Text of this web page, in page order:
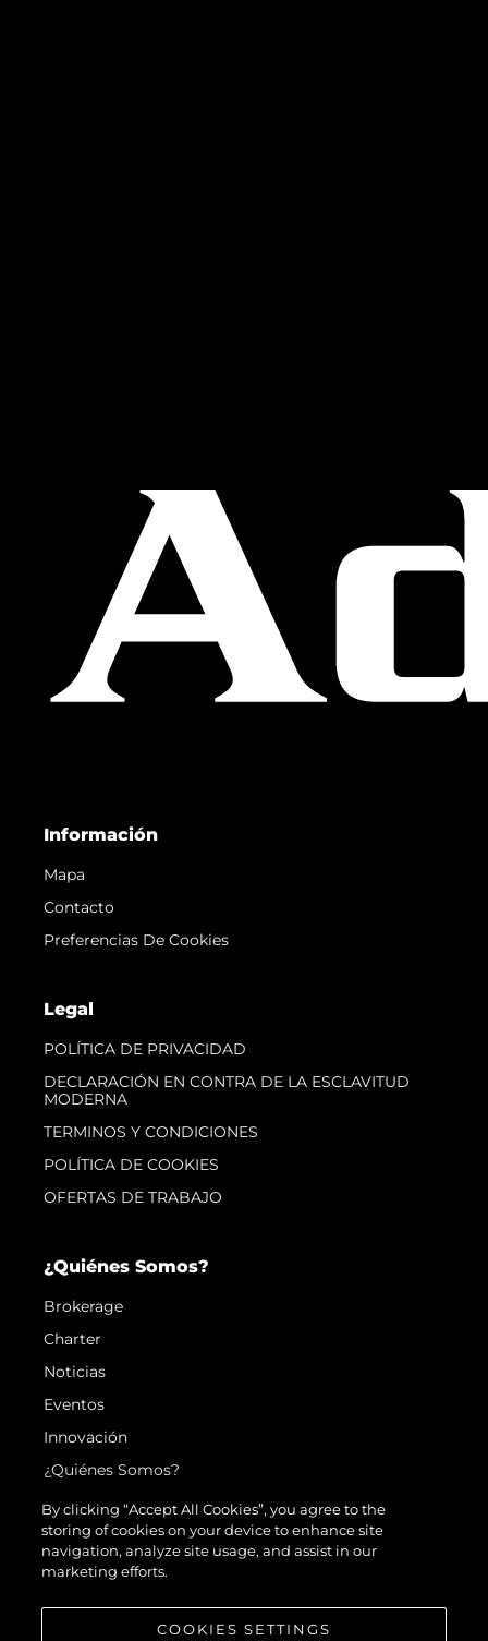
Información
Mapa
Contacto
Preferencias De Cookies
Legal
POLÍTICA DE PRIVACIDAD
DECLARACIÓN EN CONTRA DE LA ESCLAVITUD
MODERNA
TERMINOS Y CONDICIONES
POLÍTICA DE COOKIES
OFERTAS DE TRABAJO
¿Quiénes Somos?
Brokerage
Charter
Noticias
Eventos
Innovación
¿Quiénes Somos?
El Equipo
Estilo De Vida
Historia
By clicking “Accept All Cookies”, you agree to the
storing of cookies on your device to enhance site
navigation, analyze site usage, and assist in our
marketing efforts.
COOKIES SETTINGS